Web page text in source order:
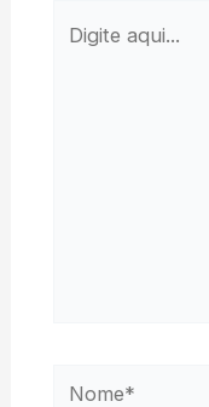
aqui...
Nome*